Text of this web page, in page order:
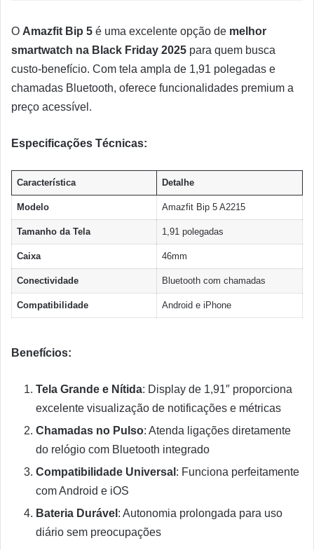
O Amazfit Bip 5 é uma excelente opção de melhor
smartwatch na Black Friday 2025 para quem busca
custo-benefício. Com tela ampla de 1,91 polegadas e
chamadas Bluetooth, oferece funcionalidades premium a
preço acessível.
Especificações Técnicas:
Característica Detalhe
Modelo Amazfit Bip 5 A2215
Tamanho da Tela 1,91 polegadas
Caixa 46mm
Conectividade Bluetooth com chamadas
Compatibilidade Android e iPhone
Benefícios:
Tela Grande e Nítida: Display de 1,91″ proporciona
excelente visualização de notificações e métricas
Chamadas no Pulso: Atenda ligações diretamente
do relógio com Bluetooth integrado
Compatibilidade Universal : Funciona perfeitamente
com Android e iOS
Bateria Durável : Autonomia prolongada para uso
diário sem preocupações